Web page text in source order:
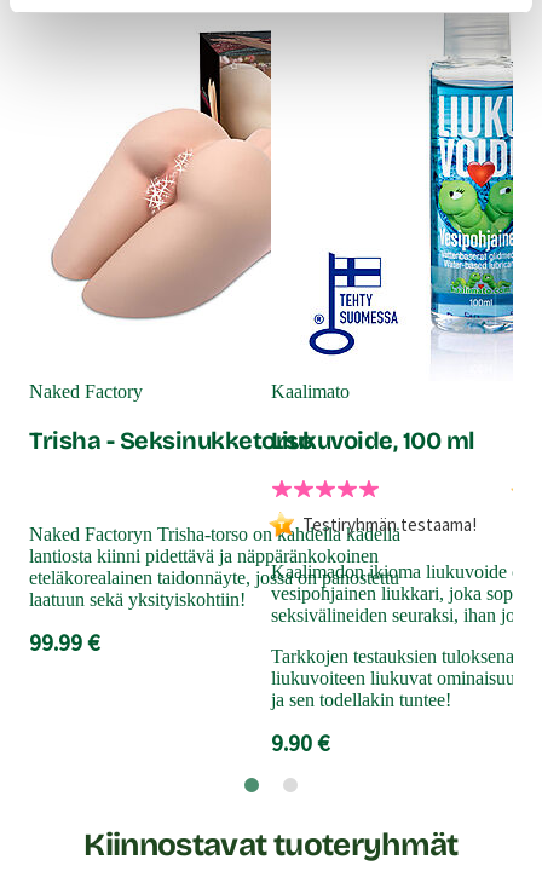
Naked Factory
Trisha - Seksinukketorso
Naked Factoryn Trisha-torso on kahdella kädellä
lantiosta kiinni pidettävä ja näppäränkokoinen
eteläkorealainen taidonnäyte, jossa on panostettu
laatuun sekä yksityiskohtiin!
99.99 €
Kaalimato
Liukuvoide, 100 ml
Testiryhmän testaama!
Kaalimadon ikioma liukuvoide on
vesipohjainen liukkari, joka sopii
seksivälineiden seuraksi, ihan
Tarkkojen testauksien tuloksena
liukuvoiteen liukuvat
ja sen todellakin tuntee!
9.90 €
Kiinnostavat tuoteryhmät